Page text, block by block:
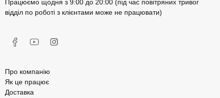
Працюємо щодня з 9:00 до 20:00 (під час повітряних тривог
відділ по роботі з клієнтами може не працювати)
Про компанію
Як це працює
Доставка